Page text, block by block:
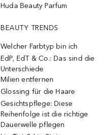
Huda Beauty Parfum
BEAUTY TRENDS
Welcher Farbtyp bin ich
EdP, EdT & Co.: Das sind die
Unterschiede
Milien entfernen
Glossing für die Haare
Gesichtspflege: Diese
Reihenfolge ist die richtige
Dauerwelle pflegen